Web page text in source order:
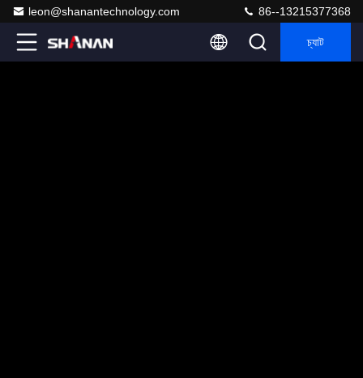
leon@shanantechnology.com 86--13215377368
চ্যাট